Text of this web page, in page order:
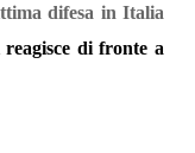
difesa in Italia
reagisce di fronte a